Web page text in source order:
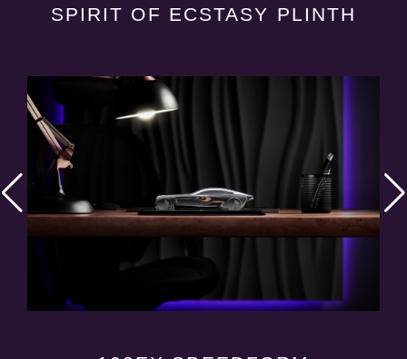
SPIRIT OF ECSTASY PLINTH